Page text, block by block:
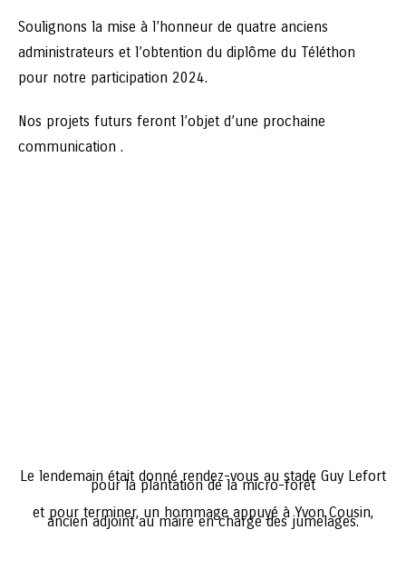
Soulignons la mise à l’honneur de quatre anciens
administrateurs et l’obtention du diplôme du Téléthon
pour notre participation 2024.
Nos projets futurs feront l’objet d’une prochaine
communication .
Le lendemain était donné rendez-vous au stade Guy Lefort
pour la plantation de la micro-forêt
et pour terminer, un hommage appuyé à Yvon Cousin,
ancien adjoint au maire en charge des jumelages.